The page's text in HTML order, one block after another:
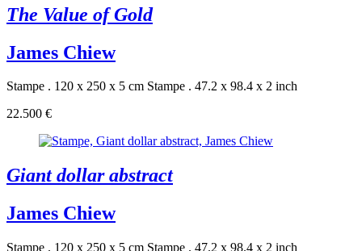
The Value of Gold
James Chiew
Stampe . 120 x 250 x 5 cm Stampe . 47.2 x 98.4 x 2 inch
22.500 €
Giant dollar abstract
James Chiew
Stampe . 120 x 250 x 5 cm Stampe . 47.2 x 98.4 x 2 inch